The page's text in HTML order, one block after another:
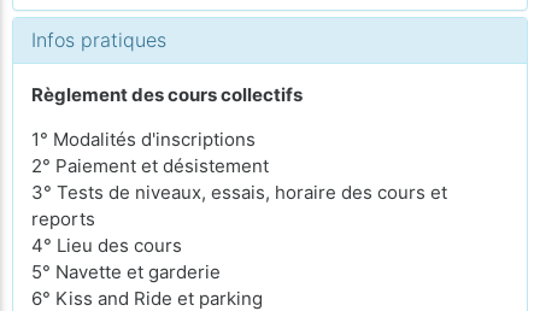
Infos pratiques
Règlement des cours collectifs
1° Modalités d'inscriptions
2° Paiement et désistement
3° Tests de niveaux, essais, horaire des cours et
reports
4° Lieu des cours
5° Navette et garderie
6° Kiss and Ride et parking